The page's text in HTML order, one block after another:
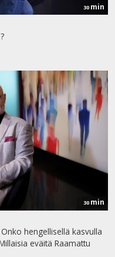
30 min
30 min
hengellisellä kasvulla
eväitä Raamattu